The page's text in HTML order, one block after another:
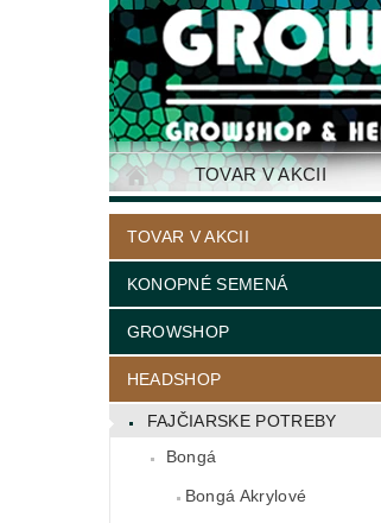
TOVAR V AKCII
KONTAKTY
TOVAR V AKCII
KONOPNÉ SEMENÁ
GROWSHOP
HEADSHOP
FAJČIARSKE POTREBY
Bongá
Bongá Akrylové